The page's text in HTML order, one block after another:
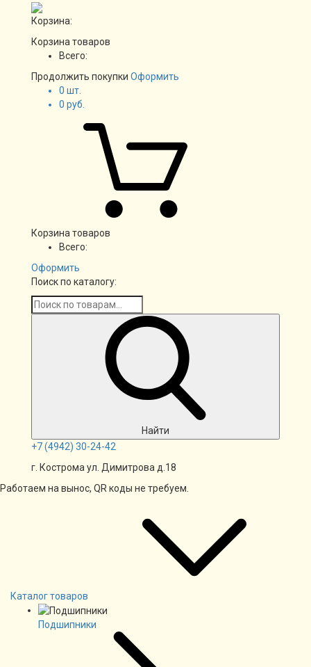
Корзина:
Корзина товаров
Всего:
Продолжить покупки Оформить
0 шт.
0 руб.
Корзина товаров
Всего:
Оформить
Поиск по каталогу:
Найти
+7(4942) 30-24-42
г. Кострома ул. Димитрова д.18
Работаем на вынос, QR коды не требуем.
Каталог товаров
Подшипники